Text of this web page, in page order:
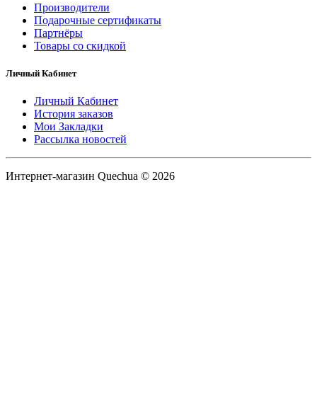
Производители
Подарочные сертификаты
Партнёры
Товары со скидкой
Личный Кабинет
Личный Кабинет
История заказов
Мои Закладки
Рассылка новостей
Интернет-магазин Quechua © 2026